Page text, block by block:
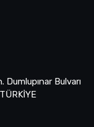
Dumlupınar Bulvarı